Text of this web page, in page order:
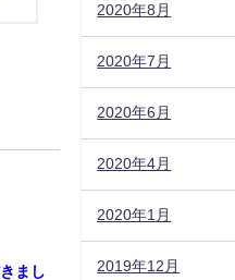
まし
2020年8月
2020年7月
2020年6月
2020年4月
2020年1月
2019年12月